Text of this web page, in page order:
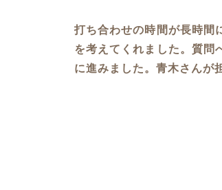
打ち合わせの時間が長時間
を考えてくれました。質問
に進みました。青木さんが